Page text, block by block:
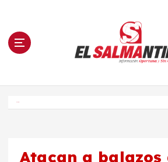
n El Salmantino -
Atacan a balazos